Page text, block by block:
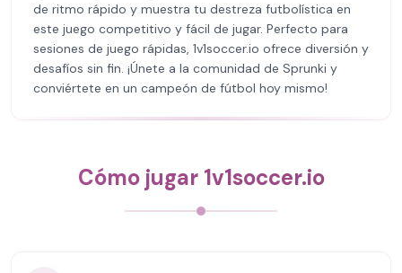
de ritmo rápido y muestra tu destreza futbolística en
este juego competitivo y fácil de jugar. Perfecto para
sesiones de juego rápidas, 1v1soccer.io ofrece diversión y
desafíos sin fin. ¡Únete a la comunidad de Sprunki y
conviértete en un campeón de fútbol hoy mismo!
Cómo jugar 1v1soccer.io